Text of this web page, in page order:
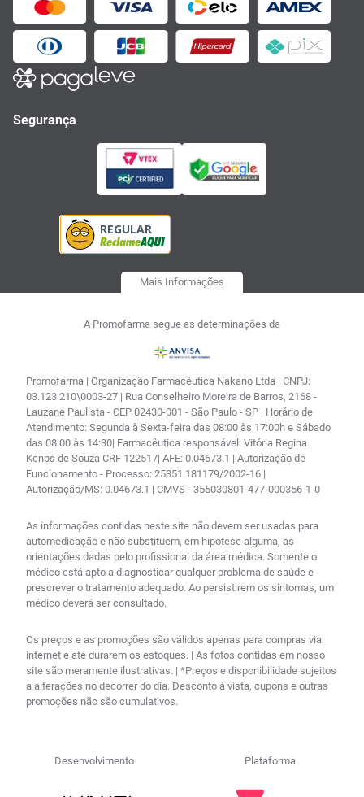
Segurança
Mais Informações
A Promofarma segue as determinações da
Promofarma | Organização Farmacêutica Nakano Ltda | CNPJ:
03.123.210\0003-27 | Rua Conselheiro Moreira de Barros, 2168 -
Lauzane Paulista - CEP 02430-001 - São Paulo - SP | Horário de
Atendimento: Segunda à Sexta-feira das 08:00 às 17:00h e Sábado
das 08:00 às 14:30| Farmacêutica responsável: Vitória Regina
Kenps de Souza CRF 122517| AFE: 0.04673.1 | Autorização de
Funcionamento - Processo: 25351.181179/2002-16 |
Autorização/MS: 0.04673.1 | CMVS - 355030801-477-000356-1-0
As informações contidas neste site não devem ser usadas para
automedicação e não substituem, em hipótese alguma, as
orientações dadas pelo profissional da área médica. Somente o
médico está apto a diagnosticar qualquer problema de saúde e
prescrever o tratamento adequado. Ao persistirem os sintomas, um
médico deverá ser consultado.
Os preços e as promoções são válidos apenas para compras via
internet e até durarem os estoques. | As fotos contidas em nosso
site são meramente ilustrativas. | *Preços e disponibilidade sujeitos
a alterações no decorrer do dia. Desconto à vista, cupons e outras
promoções não são cumulativos.
Desenvolvimento Plataforma